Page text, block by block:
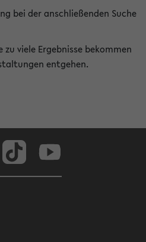
bei der anschließenden Suche
viele Ergebnisse bekommen
entgehen.